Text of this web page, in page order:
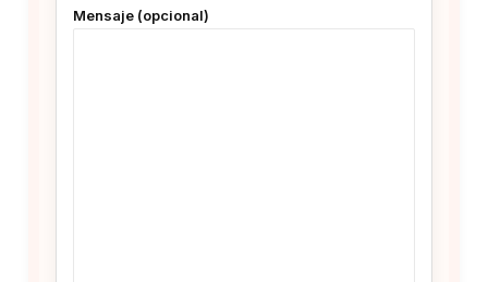
Mensaje (opcional)